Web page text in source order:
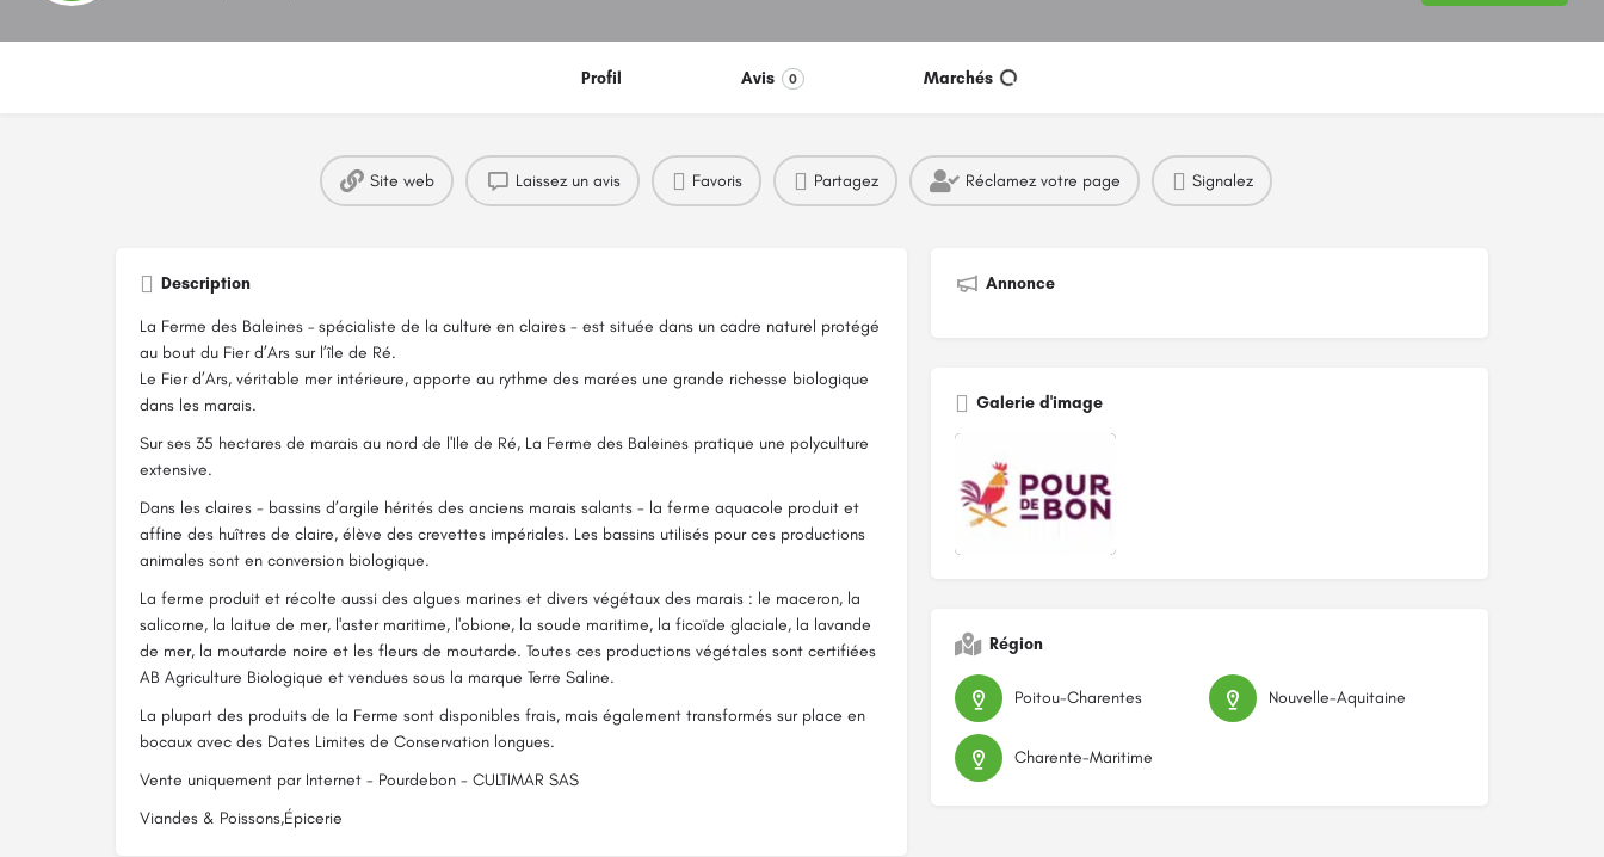
Profil Avis 0 Marchés
Site web Laissez un avis Favoris Partagez Réclamez votre page Signalez
Description
La Ferme des Baleines – spécialiste de la culture en claires - est située dans un cadre naturel protégé
au bout du Fier d’Ars sur l’île de Ré.
Le Fier d’Ars, véritable mer intérieure, apporte au rythme des marées une grande richesse biologique
dans les marais.
Sur ses 35 hectares de marais au nord de l'Ile de Ré, La Ferme des Baleines pratique une polyculture
extensive.
Dans les claires - bassins d’argile hérités des anciens marais salants - la ferme aquacole produit et
affine des huîtres de claire, élève des crevettes impériales. Les bassins utilisés pour ces productions
animales sont en conversion biologique.
La ferme produit et récolte aussi des algues marines et divers végétaux des marais : le maceron, la
salicorne, la laitue de mer, l'aster maritime, l'obione, la soude maritime, la ficoïde glaciale, la lavande
de mer, la moutarde noire et les fleurs de moutarde. Toutes ces productions végétales sont certifiées
AB Agriculture Biologique et vendues sous la marque Terre Saline.
La plupart des produits de la Ferme sont disponibles frais, mais également transformés sur place en
bocaux avec des Dates Limites de Conservation longues.
Vente uniquement par Internet - Pourdebon - CULTIMAR SAS
Viandes & Poissons,Épicerie
Annonce
Galerie d'image
Région
Poitou-Charentes Nouvelle-Aquitaine
Charente-Maritime